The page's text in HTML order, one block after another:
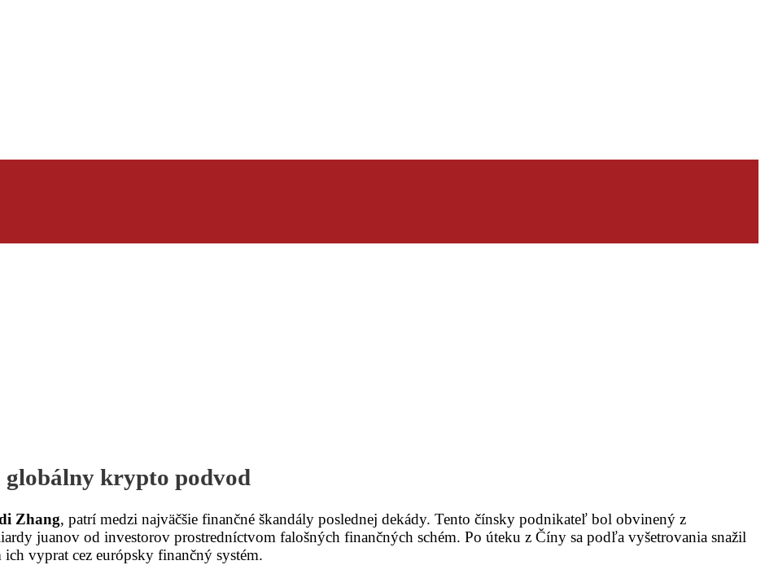
globálny krypto podvod
Zhang, patrí medzi najväčšie finančné škandály poslednej dekády. Tento čínsky podnikateľ bol obvinený z
juanov od investorov prostredníctvom falošných finančných schém. Po úteku z Číny sa podľa vyšetrovania snažil
ich vyprat cez európsky finančný systém.